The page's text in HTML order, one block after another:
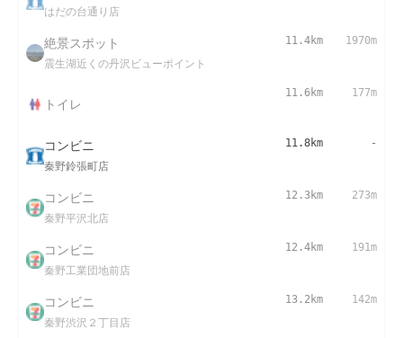
はだの台通り店
絶景スポット
震生湖近くの丹沢ビューポイント
11.4km 1970m
トイレ
11.6km 177m
コンビニ
秦野鈴張町店
11.8km -
コンビニ
秦野平沢北店
12.3km 273m
コンビニ
秦野工業団地前店
12.4km 191m
コンビニ
秦野渋沢２丁目店
13.2km 142m